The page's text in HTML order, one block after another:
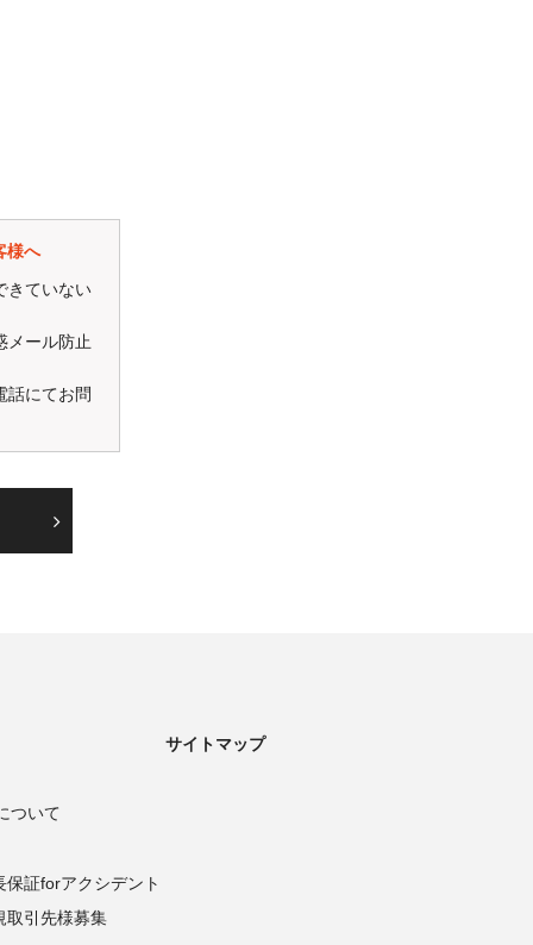
様へ
きていない
メール防止
話にてお問
ついて
サイトマップ
保証forアクシデント
取引先様募集